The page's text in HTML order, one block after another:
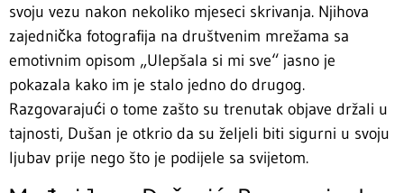
svoju vezu nakon nekoliko mjeseci skrivanja. Njihova
zajednička fotografija na društvenim mrežama sa
emotivnim opisom „Ulepšala si mi sve“ jasno je
pokazala kako im je stalo jedno do drugog.
Razgovarajući o tome zašto su trenutak objave držali u
tajnosti, Dušan je otkrio da su željeli biti sigurni u svoju
ljubav prije nego što je podijele sa svijetom.